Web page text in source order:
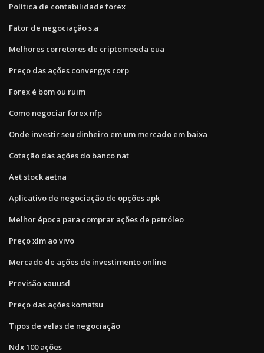
Política de contabilidade forex
Fator de negociação s.a
Melhores corretores de criptomoeda eua
Preço das ações convergys corp
Forex é bom ou ruim
Como negociar forex nfp
Onde investir seu dinheiro em um mercado em baixa
Cotação das ações do banco nat
Aet stock aetna
Aplicativo de negociação de opções apk
Melhor época para comprar ações de petróleo
Preço xlm ao vivo
Mercado de ações de investimento online
Previsão xauusd
Preço das ações komatsu
Tipos de velas de negociação
Ndx 100 ações